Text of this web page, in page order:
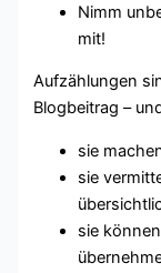
Nimm
mit!
Aufzählungen
Blogbeitrag –
sie
sie
sie